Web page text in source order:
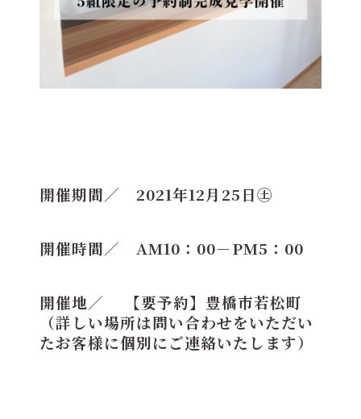
開催期間／ 2021年12月25日㊏
開催時間／ AM10：00－PM5：00
開催地／ 【要予約】豊橋市若松町
（詳しい場所は問い合わせをいただい
たお客様に個別にご連絡いたします）